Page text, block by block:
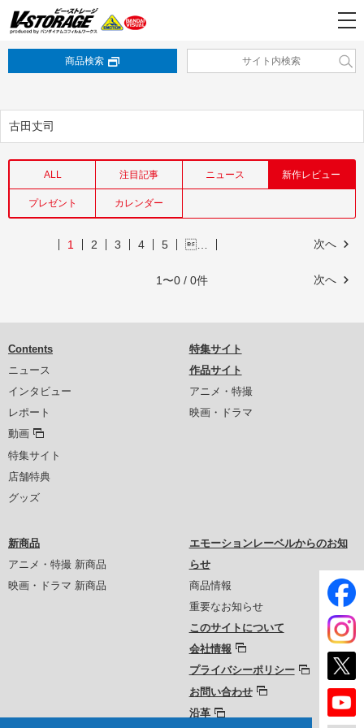
商品検索
古田丈司
ALL 注目記事 ニュース 新作レビュー
プレゼント カレンダー
次へ
1 2 3 4 5 …
次へ
1〜0 / 0件
Contents
ニュース
インタビュー
レポート
動画
特集サイト
店舗特典
グッズ
特集サイト
作品サイト
アニメ・特撮
映画・ドラマ
新商品
アニメ・特撮 新商品
映画・ドラマ 新商品
エモーションレーベルからのお知
らせ
商品情報
重要なお知らせ
このサイトについて
会社情報
プライバシーポリシー
お問い合わせ
沿革